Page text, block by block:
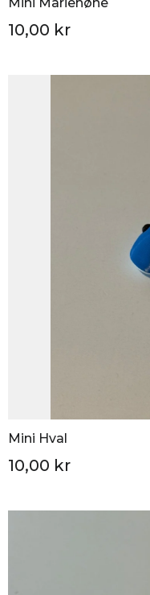
10,00 kr
Mini Hval
10,00 kr